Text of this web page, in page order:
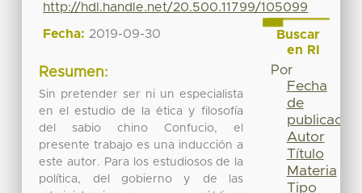
http://hdl.handle.net/20.500.11799/105099
Fecha: 2019-09-30
Resumen:
Sin pretender ser ni un especialista
en el estudio de la ética y filosofía
del sabio chino Confucio, el
presente trabajo es una inducción a
este autor. Para los estudiosos de la
política, del gobierno y de las
Buscar
en RI
Por
Fecha
de
publicación
Autor
Título
Materia
Tipo